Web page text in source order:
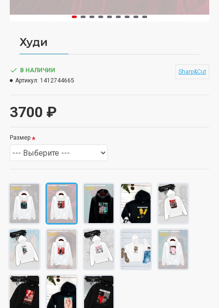
Худи
3700 ₽
В НАЛИЧИИ
Артикул: 1412744665
Sharp&Cut
Размер